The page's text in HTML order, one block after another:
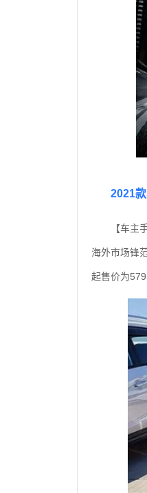
2021
【车主
海外市场锋
起售价为